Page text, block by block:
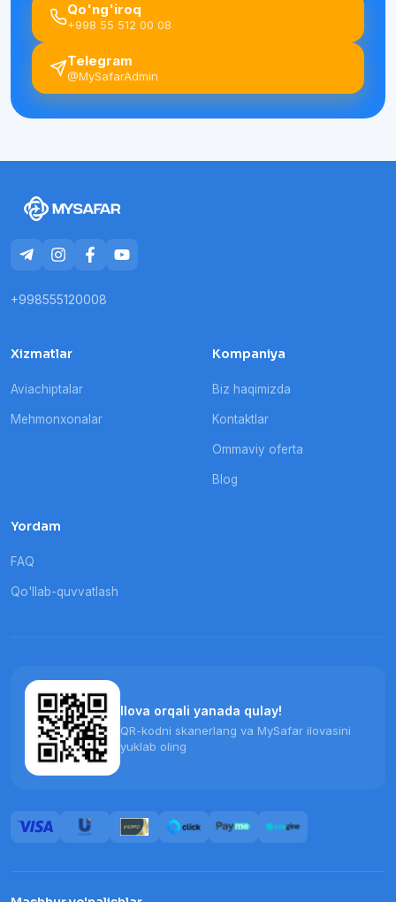
Qo'ng'iroq
+998 55 512 00 08
Telegram
@MySafarAdmin
+998555120008
Xizmatlar
Aviachiptalar
Mehmonxonalar
Kompaniya
Biz haqimizda
Kontaktlar
Ommaviy oferta
Blog
Yordam
FAQ
Qo'llab-quvvatlash
Ilova orqali yanada qulay!
QR-kodni skanerlang va MySafar ilovasini
yuklab oling